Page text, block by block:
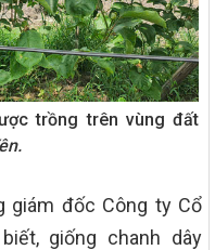
trồng trên vùng đất
giám đốc Công ty Cổ
giống chanh dây